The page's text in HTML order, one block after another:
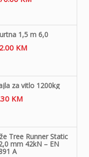
1,5 m 6,0
KM
za vitlo 1200kg
KM
Tree Runner Static
mm 42kN – EN
A